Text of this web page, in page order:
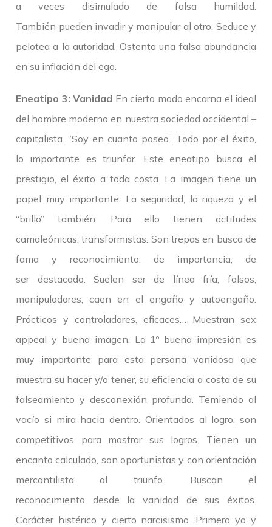
a veces disimulado de falsa humildad.
También pueden invadir y manipular al otro. Seduce y
pelotea a la autoridad. Ostenta una falsa abundancia
en su inflación del ego.
Eneatipo 3: Vanidad En cierto modo encarna el ideal
del hombre moderno en nuestra sociedad occidental –
capitalista. “Soy en cuanto poseo”. Todo por el éxito,
lo importante es triunfar. Este eneatipo busca el
prestigio, el éxito a toda costa. La imagen tiene un
papel muy importante. La seguridad, la riqueza y el
“brillo” también. Para ello tienen actitudes
camaleónicas, transformistas. Son trepas en busca de
fama y reconocimiento, de importancia, de
ser destacado. Suelen ser de línea fría, falsos,
manipuladores, caen en el engaño y autoengaño.
Prácticos y controladores, eficaces… Muestran sex
appeal y buena imagen. La 1º buena impresión es
muy importante para esta persona vanidosa que
muestra su hacer y/o tener, su eficiencia a costa de su
falseamiento y desconexión profunda. Temiendo al
vacío si mira hacia dentro. Orientados al logro, son
competitivos para mostrar sus logros. Tienen un
encanto calculado, son oportunistas y con orientación
mercantilista al triunfo. Buscan el
reconocimiento desde la vanidad de sus éxitos.
Carácter histérico y cierto narcisismo. Primero yo y